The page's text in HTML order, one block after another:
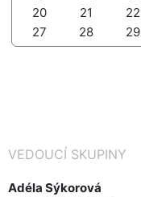
20
21 22
27
28 29
VEDOUCÍ SKUPINY
Adéla Sýkorová